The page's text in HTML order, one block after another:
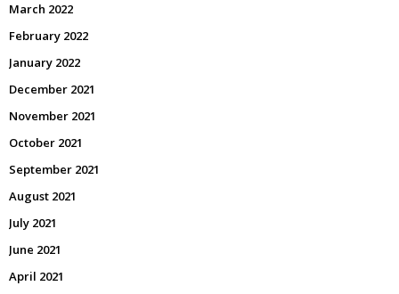
March 2022
February 2022
January 2022
December 2021
November 2021
October 2021
September 2021
August 2021
July 2021
June 2021
April 2021